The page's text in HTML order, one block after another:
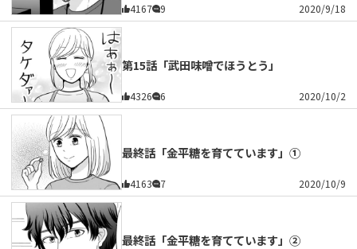
4167 9 2020/9/18
第15話「武田味噌でほうとう」
4326 6 2020/10/2
最終話「金平糖を育てています」①
4163 7 2020/10/9
最終話「金平糖を育てています」②